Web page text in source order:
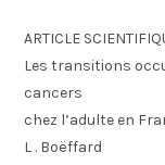
ARTICLE
Les transitions
cancers
chez l’adulte en
L . Boëffard